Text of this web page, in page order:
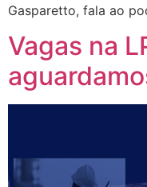
Gasparetto, fala ao
Vagas na